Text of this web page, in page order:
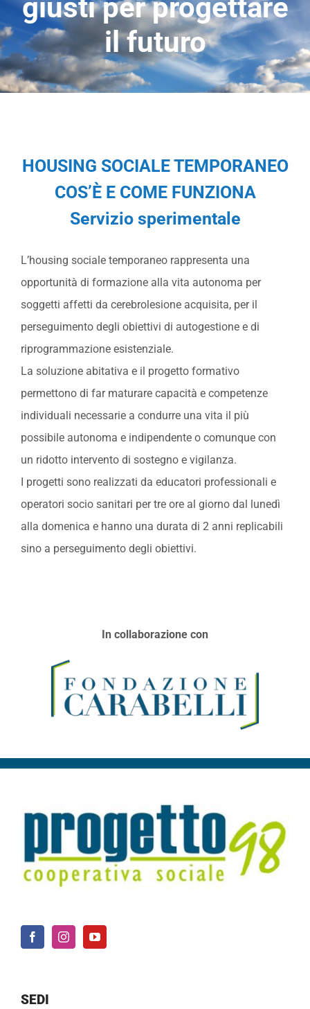
SOSTIENICI
PROGETTI
NEWS
DOCUMENTI
CONTATTI
giusti per progettare
il futuro
HOUSING SOCIALE TEMPORANEO
COS’È E COME FUNZIONA
Servizio sperimentale
L’housing sociale temporaneo rappresenta una
opportunità di formazione alla vita autonoma per
soggetti affetti da cerebrolesione acquisita, per il
perseguimento degli obiettivi di autogestione e di
riprogrammazione esistenziale.
La soluzione abitativa e il progetto formativo
permettono di far maturare capacità e competenze
individuali necessarie a condurre una vita il più
possibile autonoma e indipendente o comunque con
un ridotto intervento di sostegno e vigilanza.
I progetti sono realizzati da educatori professionali e
operatori socio sanitari per tre ore al giorno dal lunedì
alla domenica e hanno una durata di 2 anni replicabili
sino a perseguimento degli obiettivi.
In collaborazione con
SEDI